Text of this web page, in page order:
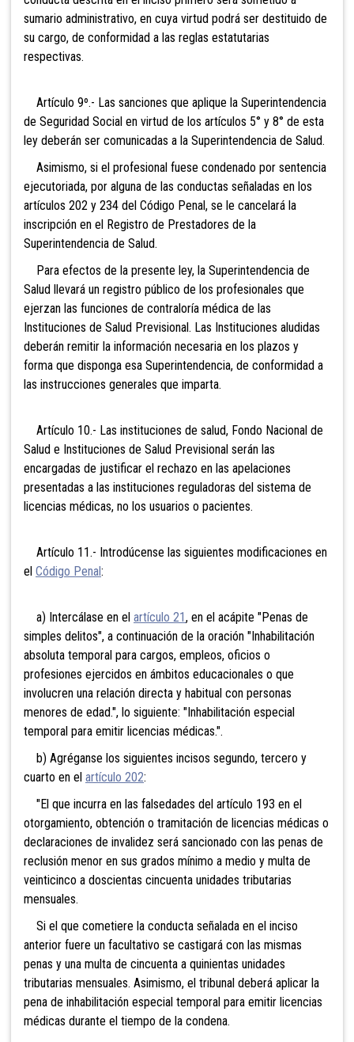
sumario administrativo, en cuya virtud podrá ser destituido de
su cargo, de conformidad a las reglas estatutarias
respectivas.
Artículo 9º.- Las sanciones que aplique la Superintendencia
de Seguridad Social en virtud de los artículos 5° y 8° de esta
ley deberán ser comunicadas a la Superintendencia de Salud.
Asimismo, si el profesional fuese condenado por sentencia
ejecutoriada, por alguna de las conductas señaladas en los
artículos 202 y 234 del Código Penal, se le cancelará la
inscripción en el Registro de Prestadores de la
Superintendencia de Salud.
Para efectos de la presente ley, la Superintendencia de
Salud llevará un registro público de los profesionales que
ejerzan las funciones de contraloría médica de las
Instituciones de Salud Previsional. Las Instituciones aludidas
deberán remitir la información necesaria en los plazos y
forma que disponga esa Superintendencia, de conformidad a
las instrucciones generales que imparta.
Artículo 10.- Las instituciones de salud, Fondo Nacional de
Salud e Instituciones de Salud Previsional serán las
encargadas de justificar el rechazo en las apelaciones
presentadas a las instituciones reguladoras del sistema de
licencias médicas, no los usuarios o pacientes.
Artículo 11.- Introdúcense las siguientes modificaciones en
el Código Penal:
a) Intercálase en el artículo 21, en el acápite "Penas de
simples delitos", a continuación de la oración "Inhabilitación
absoluta temporal para cargos, empleos, oficios o
profesiones ejercidos en ámbitos educacionales o que
involucren una relación directa y habitual con personas
menores de edad.", lo siguiente: "Inhabilitación especial
temporal para emitir licencias médicas.".
b) Agréganse los siguientes incisos segundo, tercero y
cuarto en el artículo 202:
"El que incurra en las falsedades del artículo 193 en el
otorgamiento, obtención o tramitación de licencias médicas o
declaraciones de invalidez será sancionado con las penas de
reclusión menor en sus grados mínimo a medio y multa de
veinticinco a doscientas cincuenta unidades tributarias
mensuales.
Si el que cometiere la conducta señalada en el inciso
anterior fuere un facultativo se castigará con las mismas
penas y una multa de cincuenta a quinientas unidades
tributarias mensuales. Asimismo, el tribunal deberá aplicar la
pena de inhabilitación especial temporal para emitir licencias
médicas durante el tiempo de la condena.